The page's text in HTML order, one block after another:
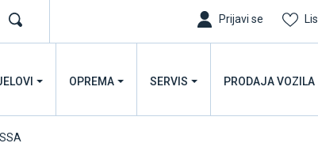
Prijavi se
OPREMA SERVIS PRODAJA VOZILA